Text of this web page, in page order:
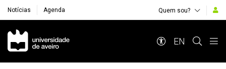
Notícias Agenda Quem sou?
Navegação Principal
EN